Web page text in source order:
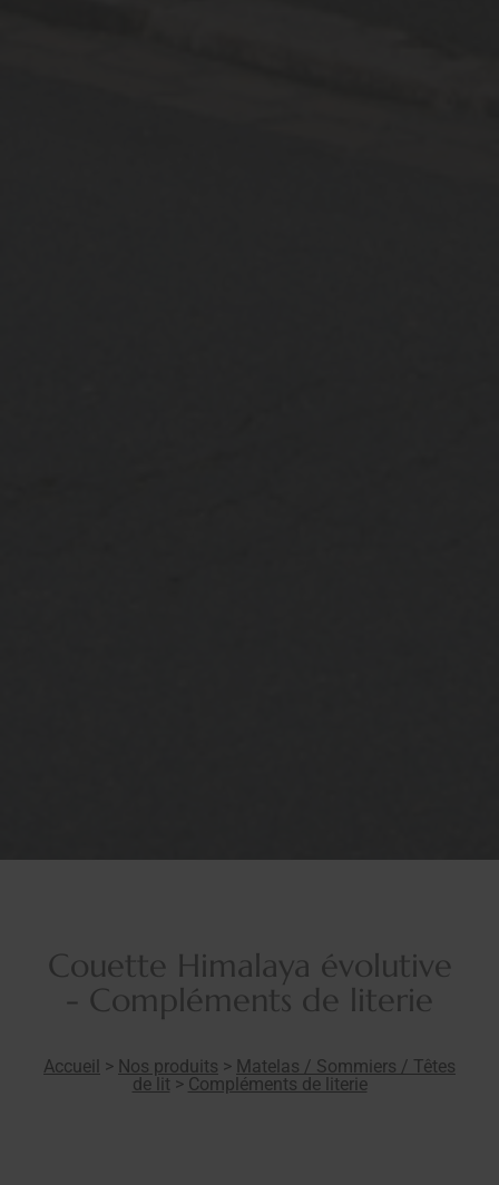
Couette Himalaya évolutive
- Compléments de literie
Accueil > Nos produits > Matelas / Sommiers / Têtes
de lit > Compléments de literie